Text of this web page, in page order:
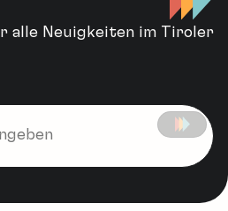
alle Neuigkeiten im Tiroler